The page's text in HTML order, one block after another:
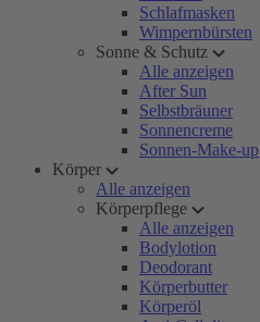
Schlafmasken
Wimpernbürsten
Sonne & Schutz
Alle anzeigen
After Sun
Selbstbräuner
Sonnencreme
Sonnen-Make-up
Körper
Alle anzeigen
Körperpflege
Alle anzeigen
Bodylotion
Deodorant
Körperbutter
Körperöl